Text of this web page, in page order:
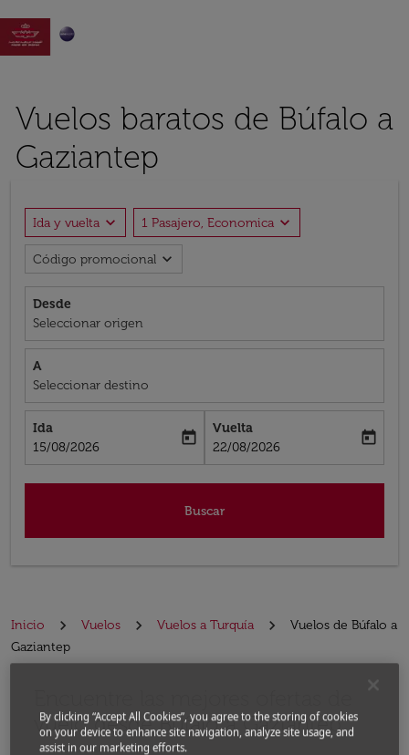

Vuelos baratos de Búfalo a
Gaziantep
Ida y vuelta expand_more 1 Pasajero, Economica expand_more
Código promocional expand_more
Desde
Seleccionar origen
A
Seleccionar destino
Ida
fc-booking-departure-date-aria-label
15/08/2026
today
Vuelta
fc-booking-return-date-aria-label
22/08/2026
today
Buscar
Inicio Vuelos Vuelos a Turquía
Vuelos de Búfalo a
Gaziantep
vuelo desde Búfalo a Gaziantep
By clicking “Accept All Cookies”, you agree to the storing of cookies
on your device to enhance site navigation, analyze site usage, and
assist in our marketing efforts.